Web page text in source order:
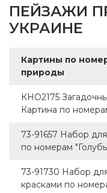
ПЕЙЗАЖИ
УКРАИНЕ
Картины по
природы
КНО2175
Картина по
73-91657 Набор
по номерам
73-91730 Набор
красками по